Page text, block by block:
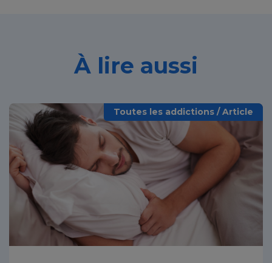
À lire aussi
Toutes les addictions / Article